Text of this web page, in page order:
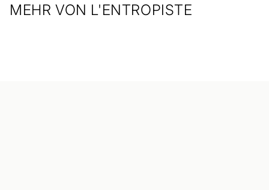
MEHR VON L'ENTROPISTE